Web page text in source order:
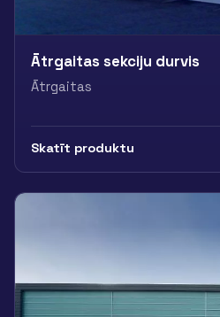
Ātrgaitas sekciju durvis
Ātrgaitas
Skatīt produktu